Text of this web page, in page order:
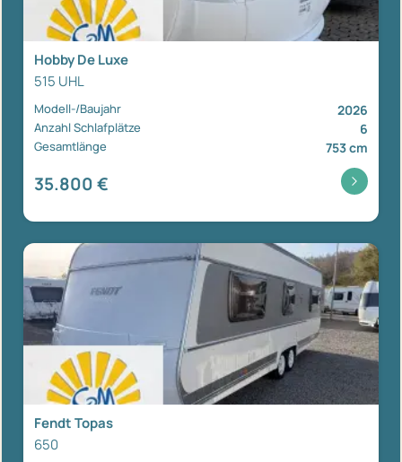
Hobby De Luxe
515 UHL
Modell-/Baujahr 2026
Anzahl Schlafplätze 6
Gesamtlänge 753 cm
35.800 €
Fendt Topas
650